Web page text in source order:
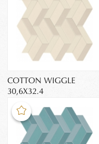
COTTON WIGGLE
30,6X32.4